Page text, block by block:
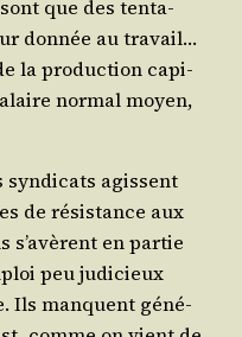
que des ten­ta­
don­née au tra­vail…
la pro­duc­tion capi­
nor­mal moyen,
syn­di­cats agissent
de résis­tance aux
s’a­vèrent en par­tie
peu judi­cieux
Ils manquent géné­